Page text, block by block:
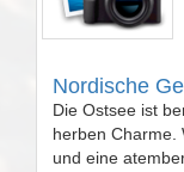
Nordische
Die Ostsee ist
herben Charme.
und eine